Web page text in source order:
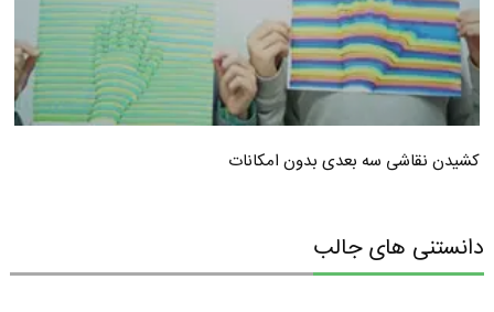
کشیدن نقاشی سه بعدی بدون امکانات
دانستنی های جالب